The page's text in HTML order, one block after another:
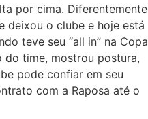
por cima. Diferentemente
deixou o clube e hoje está
teve seu “all in” na Copa
do time, mostrou postura,
pode confiar em seu
com a Raposa até o